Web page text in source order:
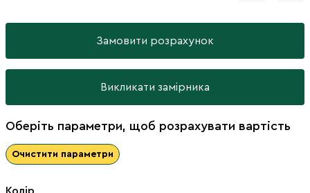
Замовити розрахунок
Викликати замірника
Оберіть параметри, щоб розрахувати вартість
Очистити параметри
Колір